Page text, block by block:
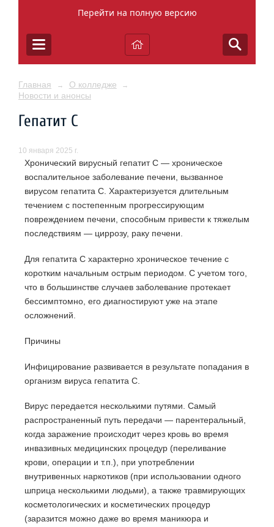
Перейти на полную версию
Главная → О колледже →
Новости и анонсы
Гепатит С
10 января 2025 г.
Хронический вирусный гепатит С — хроническое
воспалительное заболевание печени, вызванное
вирусом гепатита С. Характеризуется длительным
течением с постепенным прогрессирующим
повреждением печени, способным привести к тяжелым
последствиям — циррозу, раку печени.
Для гепатита C характерно хроническое течение с
коротким начальным острым периодом. С учетом того,
что в большинстве случаев заболевание протекает
бессимптомно, его диагностируют уже на этапе
осложнений.
Причины
Инфицирование развивается в результате попадания в
организм вируса гепатита С.
Вирус передается несколькими путями. Самый
распространенный путь передачи — парентеральный,
когда заражение происходит через кровь во время
инвазивных медицинских процедур (переливание
крови, операции и т.п.), при употреблении
внутривенных наркотиков (при использовании одного
шприца несколькими людьми), а также травмирующих
косметологических и косметических процедур
(заразится можно даже во время маникюра и